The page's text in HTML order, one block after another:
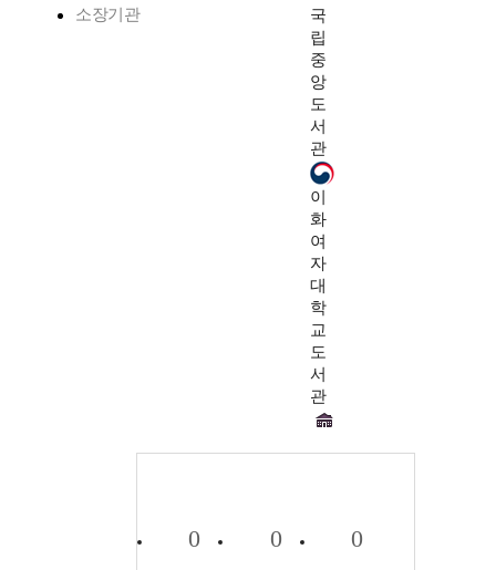
소장기관
국
립
중
앙
도
서
관
이
화
여
자
대
학
교
도
서
관
0 0 0